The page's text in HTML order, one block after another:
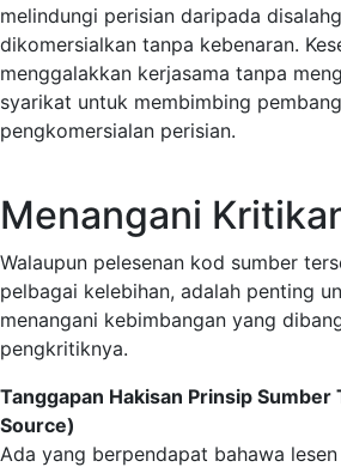
melindungi perisian daripada
dikomersialkan tanpa kebenaran.
menggalakkan kerjasama tanpa
syarikat untuk membimbing
pengkomersialan perisian.
Menangani
Walaupun pelesenan kod sumber
pelbagai kelebihan, adalah penting
menangani kebimbangan yang
pengkritiknya.
Tanggapan Hakisan Prinsip Sumber
Source)
Ada yang berpendapat bahawa